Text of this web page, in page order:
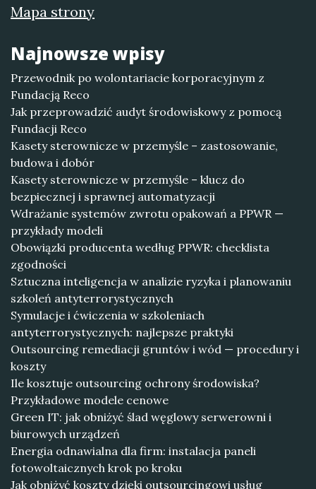
Mapa strony
Najnowsze wpisy
Przewodnik po wolontariacie korporacyjnym z
Fundacją Reco
Jak przeprowadzić audyt środowiskowy z pomocą
Fundacji Reco
Kasety sterownicze w przemyśle – zastosowanie,
budowa i dobór
Kasety sterownicze w przemyśle – klucz do
bezpiecznej i sprawnej automatyzacji
Wdrażanie systemów zwrotu opakowań a PPWR —
przykłady modeli
Obowiązki producenta według PPWR: checklista
zgodności
Sztuczna inteligencja w analizie ryzyka i planowaniu
szkoleń antyterrorystycznych
Symulacje i ćwiczenia w szkoleniach
antyterrorystycznych: najlepsze praktyki
Outsourcing remediacji gruntów i wód — procedury i
koszty
Ile kosztuje outsourcing ochrony środowiska?
Przykładowe modele cenowe
Green IT: jak obniżyć ślad węglowy serwerowni i
biurowych urządzeń
Energia odnawialna dla firm: instalacja paneli
fotowoltaicznych krok po kroku
Jak obniżyć koszty dzięki outsourcingowi usług